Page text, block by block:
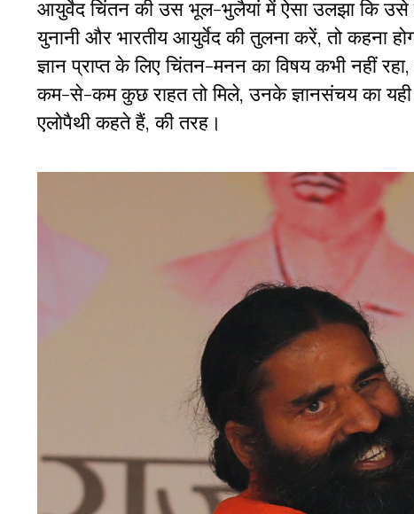
आयुर्वेद चिंतन की उस भूल-भुलैयां में ऐसा उलझा कि उसे
युनानी और भारतीय आयुर्वेद की तुलना करें, तो कहना
ज्ञान प्राप्त के लिए चिंतन-मनन का विषय कभी नहीं
कम-से-कम कुछ राहत तो मिले, उनके ज्ञानसंचय का
एलोपैथी कहते हैं, की तरह।